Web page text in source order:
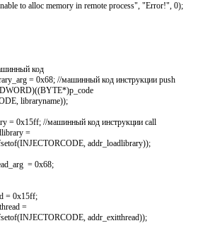
to alloc memory in remote process", "Error!", 0);
код
= 0x68; //машинный код инструкции push
DWORD)((BYTE*)p_code
, libraryname));
= 0x15ff; //машинный код инструкции call
=
(INJECTORCODE, addr_loadlibrary));
= 0x68;
= 0x15ff;
=
(INJECTORCODE, addr_exitthread));